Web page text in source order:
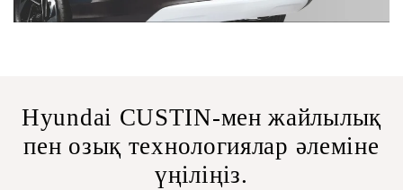
Hyundai CUSTIN-мен жайлылық
пен озық технологиялар әлеміне
үңіліңіз.